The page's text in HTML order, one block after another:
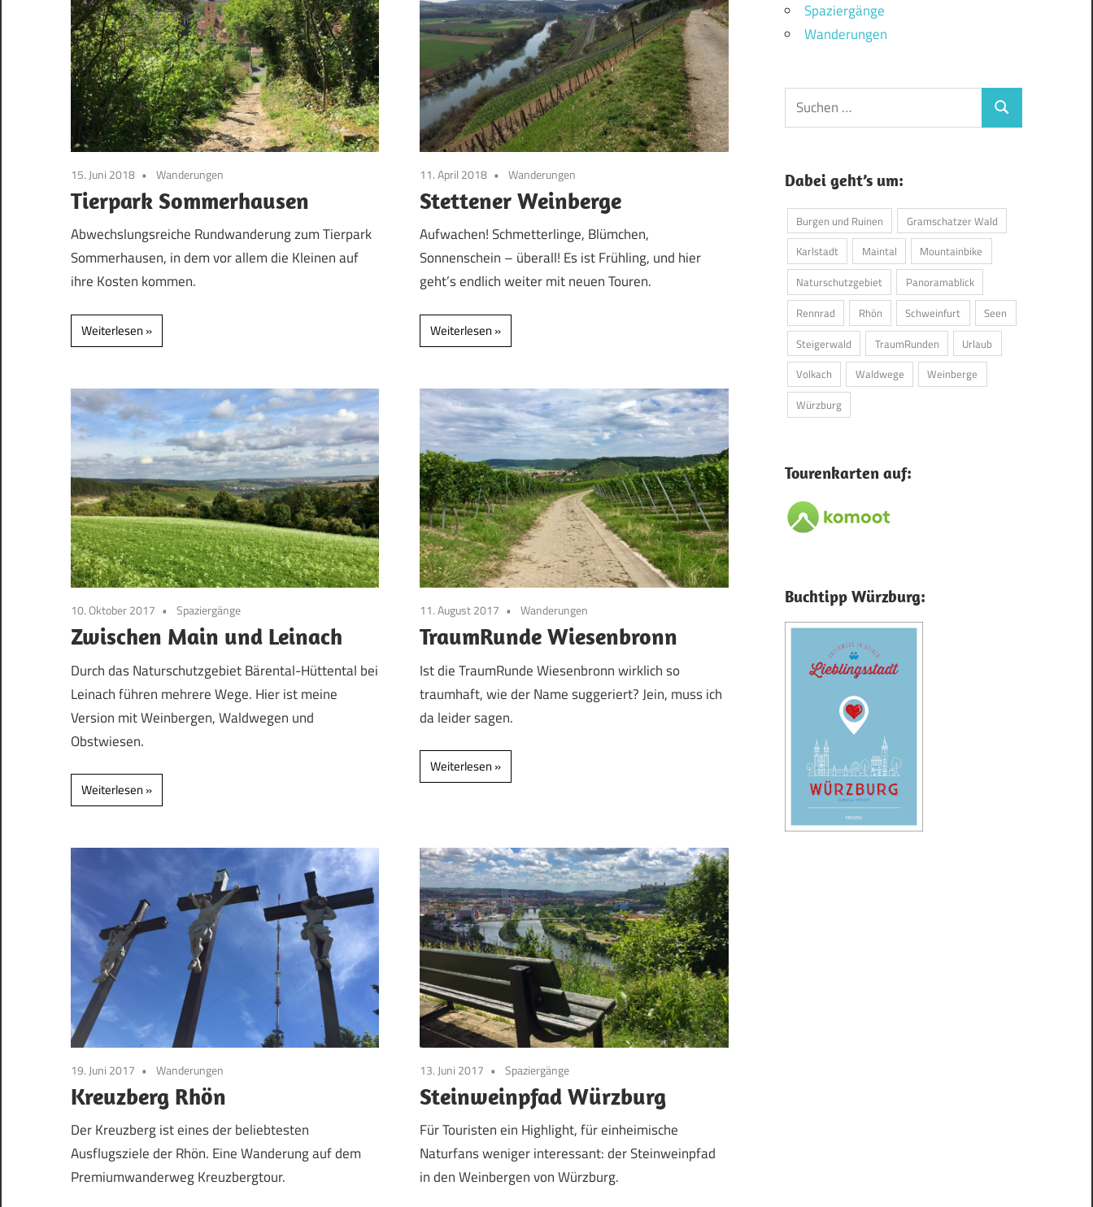
15. Juni 2018 Wanderungen
Tierpark Sommerhausen
Abwechslungsreiche Rundwanderung zum Tierpark
Sommerhausen, in dem vor allem die Kleinen auf
ihre Kosten kommen.
Weiterlesen
11. April 2018 Wanderungen
Stettener Weinberge
Aufwachen! Schmetterlinge, Blümchen,
Sonnenschein – überall! Es ist Frühling, und hier
geht’s endlich weiter mit neuen Touren.
Weiterlesen
10. Oktober 2017 Spaziergänge
Zwischen Main und Leinach
Durch das Naturschutzgebiet Bärental-Hüttental bei
Leinach führen mehrere Wege. Hier ist meine
Version mit Weinbergen, Waldwegen und
Obstwiesen.
Weiterlesen
11. August 2017 Wanderungen
TraumRunde Wiesenbronn
Ist die TraumRunde Wiesenbronn wirklich so
traumhaft, wie der Name suggeriert? Jein, muss ich
da leider sagen.
Weiterlesen
19. Juni 2017 Wanderungen
Kreuzberg Rhön
Der Kreuzberg ist eines der beliebtesten
Ausflugsziele der Rhön. Eine Wanderung auf dem
Premiumwanderweg Kreuzbergtour.
13. Juni 2017 Spaziergänge
Steinweinpfad Würzburg
Für Touristen ein Highlight, für einheimische
Naturfans weniger interessant: der Steinweinpfad
in den Weinbergen von Würzburg.
Spaziergänge
Wanderungen
Suchen
nach:
Suchen
Dabei geht’s um:
Burgen und Ruinen
Gramschatzer Wald
Karlstadt
Maintal
Mountainbike
Naturschutzgebiet
Panoramablick
Rennrad
Rhön Schweinfurt
Seen
Steigerwald
TraumRunden
Urlaub
Volkach
Waldwege
Weinberge
Würzburg
Tourenkarten auf:
Buchtipp Würzburg: